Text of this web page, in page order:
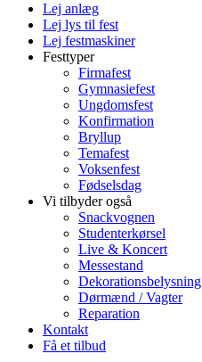
Lej anlæg
Lej lys til fest
Lej festmaskiner
Festtyper
Firmafest
Gymnasiefest
Ungdomsfest
Konfirmation
Bryllup
Temafest
Voksenfest
Fødselsdag
Vi tilbyder også
Snackvognen
Studenterkørsel
Live & Koncert
Messestand
Dekorationsbelysning
Dørmænd / Vagter
Reparation
Kontakt
Få et tilbud